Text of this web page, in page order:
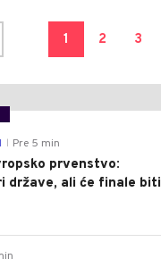
1 2 3
Pre 5 min
prvenstvo:
države, ali će finale biti